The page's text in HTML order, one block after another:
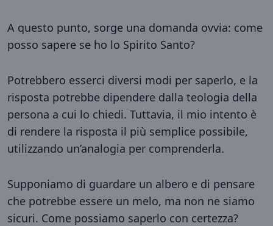
A questo punto, sorge una domanda ovvia: come
posso sapere se ho lo Spirito Santo?
Potrebbero esserci diversi modi per saperlo, e la
risposta potrebbe dipendere dalla teologia della
persona a cui lo chiedi. Tuttavia, il mio intento è
di rendere la risposta il più semplice possibile,
utilizzando un’analogia per comprenderla.
Supponiamo di guardare un albero e di pensare
che potrebbe essere un melo, ma non ne siamo
sicuri. Come possiamo saperlo con certezza?